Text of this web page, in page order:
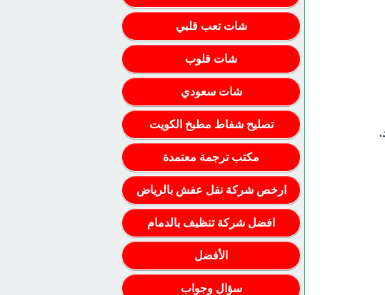
شات تعب قلبي
شات قلوب
شات سعودي
تصليح شفاط مطبخ الكويت
مكتب ترجمة معتمدة
ارخص شركة نقل عفش بالرياض
افضل شركة تنظيف بالدمام
الأفضل
سؤال وجواب